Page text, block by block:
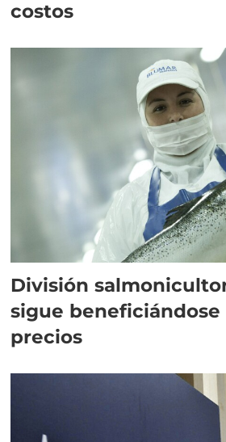
costos
División
sigue beneficiándose
precios